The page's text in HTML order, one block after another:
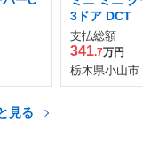
3ドア DCT
支払総額
341.7万円
栃木県小山市
見る